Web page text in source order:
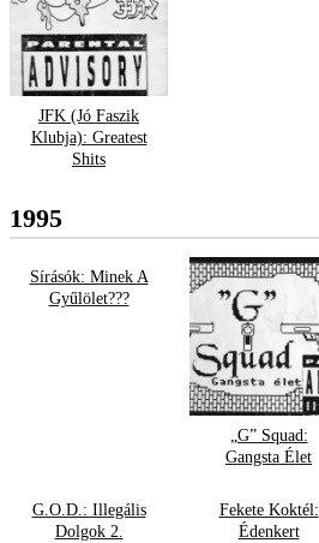
JFK (Jó Faszik
Klubja): Greatest
Shits
1995
Sírásók: Minek A
Gyűlölet???
„G” Squad:
Gangsta Élet
G.O.D.: Illegális
Dolgok 2.
Fekete Koktél:
Édenkert